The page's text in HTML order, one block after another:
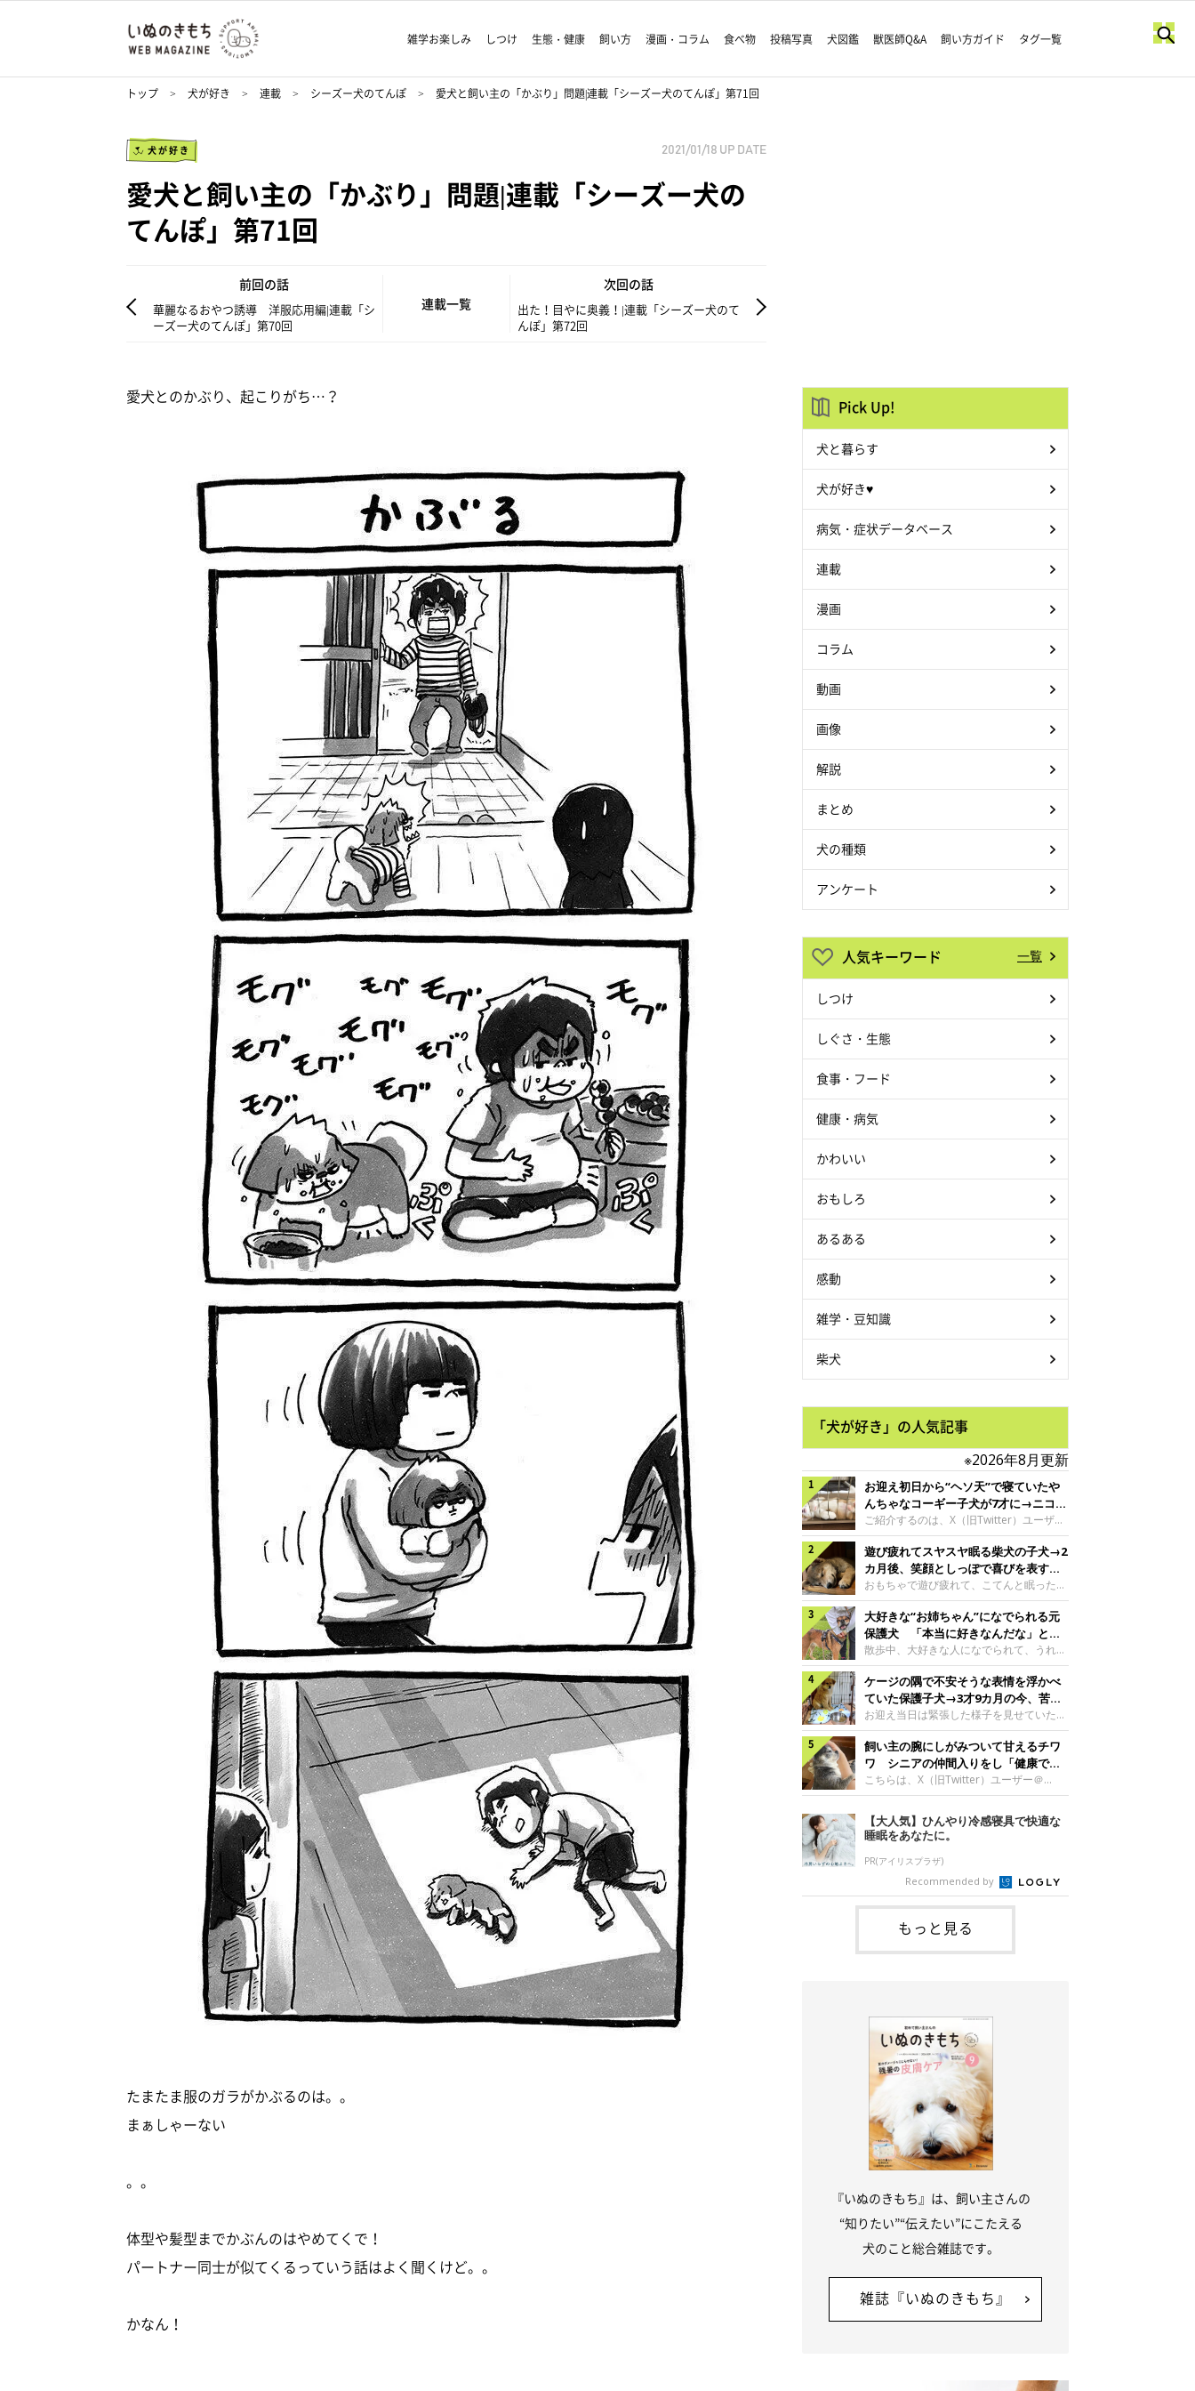
雑学お楽しみ しつけ 生態・健康 飼い方 漫画・コラム 食べ物 投稿写真 犬図鑑 獣医師Q&A 飼い方ガイド タグ一覧
トップ 犬が好き 連載 シーズー犬のてんぽ 愛犬と飼い主の「かぶり」問題|連載「シーズー犬のてんぽ」第71回
犬が好き 2021/01/18 UP DATE
愛犬と飼い主の「かぶり」問題|連載「シーズー犬の
てんぽ」第71回
前回の話
華麗なるおやつ誘導 洋服応用編|連載「シ
ーズー犬のてんぽ」第70回
連載一覧
次回の話
出た！目やに奥義！|連載「シーズー犬のて
んぽ」第72回
愛犬とのかぶり、起こりがち…？
たまたま服のガラがかぶるのは。。
まぁしゃーない
。。
体型や髪型までかぶんのはやめてくで！
パートナー同士が似てくるっていう話はよく聞くけど。。
かなん！
Pick Up!
犬と暮らす
犬が好き♥
病気・症状データベース
連載
漫画
コラム
動画
画像
解説
まとめ
犬の種類
アンケート
人気キーワード 一覧
しつけ
しぐさ・生態
食事・フード
健康・病気
かわいい
おもしろ
あるある
感動
雑学・豆知識
柴犬
「犬が好き」の人気記事
※2026年8月更新
お迎え初日から“ヘソ天”で寝ていたや
んちゃなコーギー子犬が7才に→ニコニ
コ“コーギースマイル”が魅力のコに成
長！
ご紹介するのは、X（旧Twitter）ユーザー
＠Kus1oKg2vsgdWS2さんの愛犬でウェル
シュ・コーギー・ペンブロークの神楽ちゃ
ん。今年の8月で7才になるという神楽ちゃ
んですが、いったいどんな子犬時代を過ご
したのでしょうか。今回は、神楽ちゃんの
成長を飼い主さんと振り返ります！神楽ち
ゃんの成長について聞いた！お迎えから数
日後の神楽ちゃん（撮影時生後2カ月）＠
Kus1oKg2vsgdWS2――お迎え当初の神楽
ちゃんの様子について教えてください。飼
い主さん： 「お迎え当日から“ヘソ天”で寝
るようなコでし
遊び疲れてスヤスヤ眠る柴犬の子犬→2
カ月後、笑顔としっぽで喜びを表すコ
に成長！
おもちゃで遊び疲れて、こてんと眠った子
犬。あれから2カ月、表情や行動にさまざ
まな変化が見られるようになりました。遊
び疲れて眠る生後2カ月のなっちゃん遊び
疲れた様子のなっちゃん。@Pkndg_紹介
するのは、X（旧Twitter）ユーザー
@Pkndg_さんの愛犬・なっちゃん（取材
時、生後4カ月／柴犬）。こちらの写真
は、なっちゃんが生後2カ月のころに撮影
された一枚です。この日、なっちゃんは家
族と一緒におもちゃで遊んでいました。た
くさん遊んで疲れたのか、その後は眠り始
めたそうです。眠るなっちゃん。
@Pkndg_
大好きな“お姉ちゃん”になでられる元
保護犬 「本当に好きなんだな」と感
じる表情にほっこり
散歩中、大好きな人になでられて、うれし
そうな表情を見せる元保護犬。甘えるよう
な姿に、見ているこちらまでほっこりしま
す。大好きな“お姉ちゃん”に甘える小次郎
くん妹さんになでてもらい、うれしそうな
表情を見せる小次郎くん（2026年6月撮
影）。@mika_Jimmy紹介するのは、X（旧
Twitter）ユーザー@mika_Jimmyさんの愛
犬・小次郎くん（撮影時5才）。こちら
は、飼い主さんの妹さんと一緒に散歩をし
日、飼い主さんは実家から自宅へ帰る途
中、妹さんと公園で待ち合わせ
ケージの隅で不安そうな表情を浮かべ
ていた保護子犬→3才9カ月の今、苦手
を克服し頼もしいコに成長！
お迎え当日は緊張した様子を見せていた元
野犬の保護子犬。あれから約3年半、苦手
だったことを一つひとつ克服し、家族に寄
り添う姿を見せています。お迎え当日、ケ
ージの隅で不安そうにお迎え当日のシルビ
アちゃん。@nemonemotos今回紹介する
のは、X（旧Twitter）ユーザー
@nemonemotosさんの愛犬・シルビアち
ゃん（撮影当時、生後推定2カ月）。飼い
主さんが「#最初に撮った一枚」として投
稿した写真には、ケージの隅で不安そうな
表情を浮かべるシルビアちゃんの姿が写っ
ていました。こちらは、保護犬だったシル
飼い主の腕にしがみついて甘えるチワ
ワ シニアの仲間入りをし「健康で穏
やかな暮らしが続いてほしい」と願う
こちらは、X（旧Twitter）ユーザー＠
kotubusuke617さんが投稿した写真。写
っているのは、愛犬でチワワのつぶしゃん
（本名：こつぶちゃん）です。飼い主さん
の腕にしがみつくつぶしゃん（撮影時6
才）＠kotubusuke617撮影当時の状況に
ついて伺うと、飼い主さんはこう教えてく
れました。飼い主さん： 「ある休日のこ
とです。私がソファに座った途端にひざの
上にのってきたので、そのままなでながら
テレビを見ていたのですが、微動だにしな
いので気になって見てみると、腕にしがみ
【大人気】ひんやり冷感寝具で快適な
睡眠をあなたに。
PR(アイリスプラザ)
Recommended by
もっと見る
『いぬのきもち』は、飼い主さんの
“知りたい”“伝えたい”にこたえる
犬のこと総合雑誌です。
雑誌『いぬのきもち』